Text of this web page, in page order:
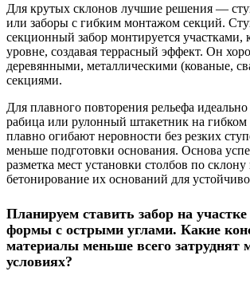
Для крутых склонов лучшие решения —
или заборы с гибким монтажом секций.
секционный забор монтируется
уровне, создавая террасный эффект. Он
деревянными, металлическими (кованые,
секциями.
Для плавного повторения рельефа
рабица или рулонный штакетник на
плавно огибают неровности без резких
меньше подготовки основания. Основа
разметка мест установки столбов по
бетонирование их оснований для
Планируем ставить забор на
формы с острыми углами. Какие
материалы меньше всего затруднят
условиях?